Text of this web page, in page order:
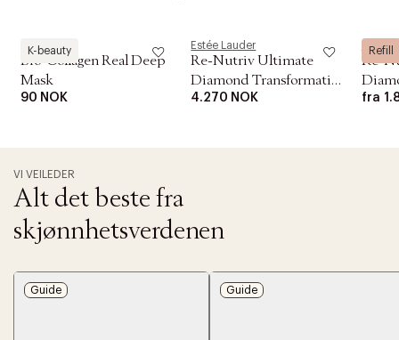
K-beauty
Biodance
Bio-Collagen Real Deep
Mask
90 NOK
Estée Lauder
Re-Nutriv Ultimate
Diamond Transformative
Brilliance Soft Creme
4.270 NOK
Refill
Estée
Re-
fra
VI VEILEDER
Alt det beste fra
skjønnhetsverdenen
Guide Guide